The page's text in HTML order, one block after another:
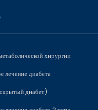
хирургии
лечение диабета
диабет)